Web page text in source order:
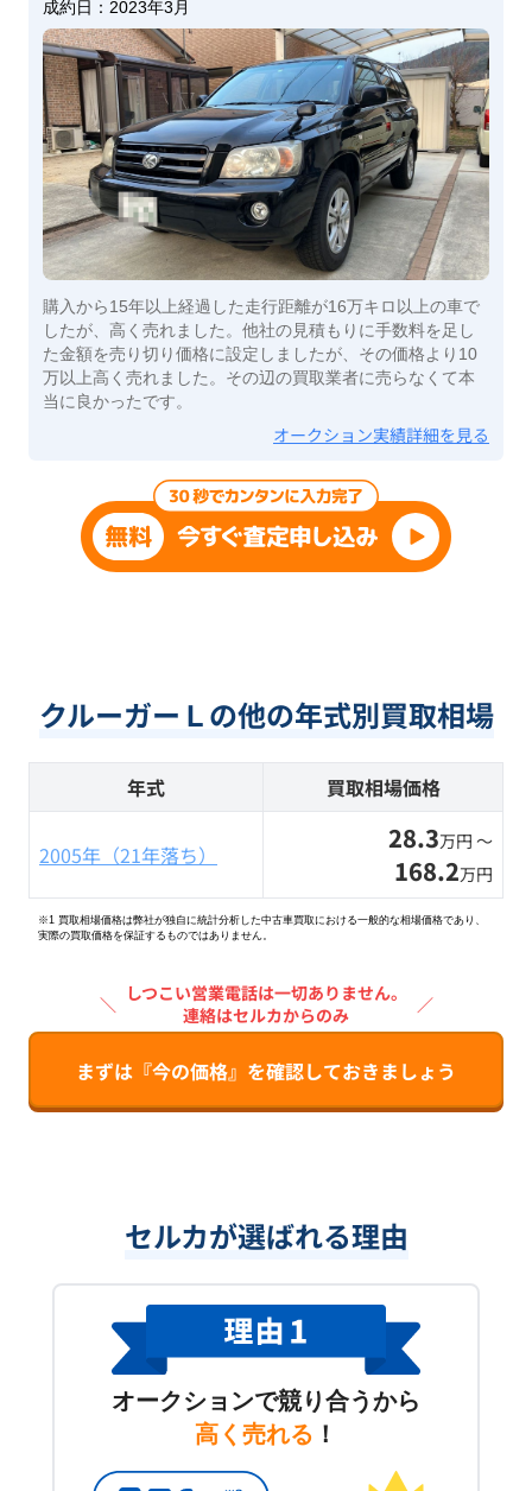
成約日： 2023年3月
購入から15年以上経過した走行距離が16万キロ以上の車で
したが、高く売れました。他社の見積もりに手数料を足し
た金額を売り切り価格に設定しましたが、その価格より10
万以上高く売れました。その辺の買取業者に売らなくて本
当に良かったです。
オークション実績詳細を見る
クルーガーＬの他の年式別買取相場
年式 買取相場価格
2005年（21年落ち） 28.3万円 〜
168.2万円
※1 買取相場価格は弊社が独自に統計分析した中古車買取における一般的な相場価格であり、
実際の買取価格を保証するものではありません。
＼
しつこい営業電話は一切ありません。
連絡はセルカからのみ
／
まずは『今の価格』を確認しておきましょう
セルカが選ばれる理由
オークションで競り合うから
高く売れる ！